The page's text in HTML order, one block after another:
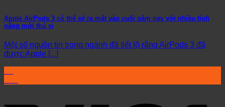
Apple AirPods 3 có thể sẽ ra mắt vào cuối năm nay với nhiều tính
năng mới thú vị
Một số nguồn tin trong ngành đã tiết lộ rằng AirPods 3 đã
được Apple [...]